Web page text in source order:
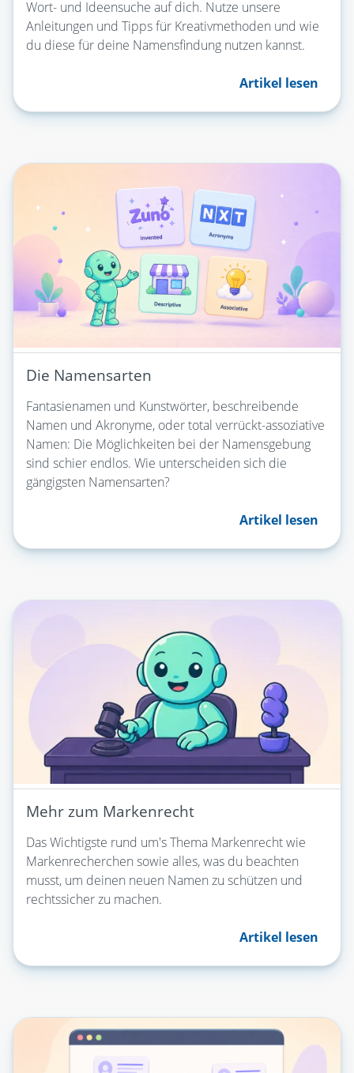
Wort- und Ideensuche auf dich. Nutze unsere
Anleitungen und Tipps für Kreativmethoden und wie
du diese für deine Namensfindung nutzen kannst.
Artikel lesen
Die Namensarten
Fantasienamen und Kunstwörter, beschreibende
Namen und Akronyme, oder total verrückt-assoziative
Namen: Die Möglichkeiten bei der Namensgebung
sind schier endlos. Wie unterscheiden sich die
gängigsten Namensarten?
Artikel lesen
Mehr zum Markenrecht
Das Wichtigste rund um's Thema Markenrecht wie
Markenrecherchen sowie alles, was du beachten
musst, um deinen neuen Namen zu schützen und
rechtssicher zu machen.
Artikel lesen